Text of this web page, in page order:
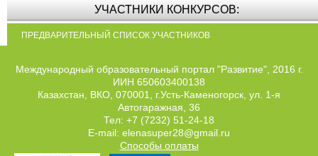
УЧАСТНИКИ КОНКУРСОВ:
ПРЕДВАРИТЕЛЬНЫЙ СПИСОК УЧАСТНИКОВ
Международный образовательный портал "Развитие", 2016 г.
ИИН 650603400138
Казахстан, ВКО, 070001, г.Усть-Каменогорск, ул. 1-я
Автогаражная, 36
Тел: +7 (7232) 51-24-18
E-mail: elenasuper28@gmail.ru
Способы оплаты